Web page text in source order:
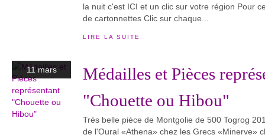
la nuit c'est ICI et un clic sur votre région Pour
de cartonnettes Clic sur chaque...
LIRE LA SUITE
11 mars
Médailles et Pièces
"Chouette ou Hibou"
Très belle pièce de Montgolie de 500 Togrog
de l'Oural «Athena» chez les Grecs «Minerve»